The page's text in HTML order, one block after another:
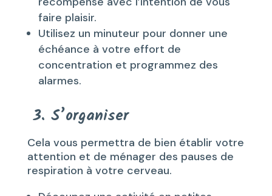
faire plaisir.
Utilisez un minuteur pour donner une
échéance à votre effort de
concentration et programmez des
alarmes.
3. S’organiser
Cela vous permettra de bien établir votre
attention et de ménager des pauses de
respiration à votre cerveau.